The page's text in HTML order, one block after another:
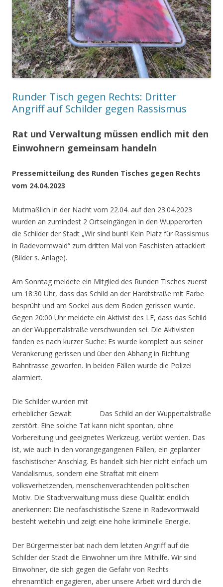
Runder Tisch gegen Rechts: Dritter
Angriff auf Schilder gegen Rassismus
Rat und Verwaltung müssen endlich mit den
Einwohnern gemeinsam handeln
Pressemitteilung des Runden Tisches gegen Rechts
vom 24.04.2023
Mutmaßlich in der Nacht vom 22.04. auf den 23.04.2023
wurden an zumindest 2 Ortseingängen in den Wupperorten
die Schilder der Stadt „Wir sind bunt! Kein Platz für Rassismus
in Radevormwald“ zum dritten Mal von Faschisten attackiert
(Bilder s. Anlage).
Am Sonntag meldete ein Mitglied des Runden Tisches zuerst
um 18:30 Uhr, dass das Schild an der Hardtstraße mit Farbe
besprüht und am Sockel aus dem Boden gerissen wurde.
Gegen 20:00 Uhr meldete ein Aktivist des LF, dass das Schild
an der Wuppertalstraße verschwunden sei. Die Aktivisten
fanden es nach kurzer Suche: Es wurde komplett aus seiner
Verankerung gerissen und über den Abhang in Richtung
Bahntrasse geworfen. In beiden Fällen wurde die Polizei
alarmiert.
Das Schild an der Wuppertalstraße
Die Schilder wurden mit
erheblicher Gewalt
zerstört. Eine solche Tat kann nicht spontan, ohne
Vorbereitung und geeignetes Werkzeug, verübt werden. Das
ist, wie auch in den vorangegangenen Fällen, ein geplanter
faschistischer Anschlag. Es handelt sich hier nicht einfach um
Vandalismus, sondern eine Straftat mit einem
volksverhetzenden, menschenverachtenden politischen
Motiv. Die Stadtverwaltung muss diese Qualität endlich
anerkennen: Die neofaschistische Szene in Radevormwald
besteht weitehin und zeigt eine hohe kriminelle Energie.
Der Bürgermeister bat nach dem letzten Angriff auf die
Schilder der Stadt die Einwohner um ihre Mithilfe. Wir sind
Einwohner, die sich gegen die Gefahr von Rechts
ehrenamtlich engagieren, aber unsere Arbeit wird durch die